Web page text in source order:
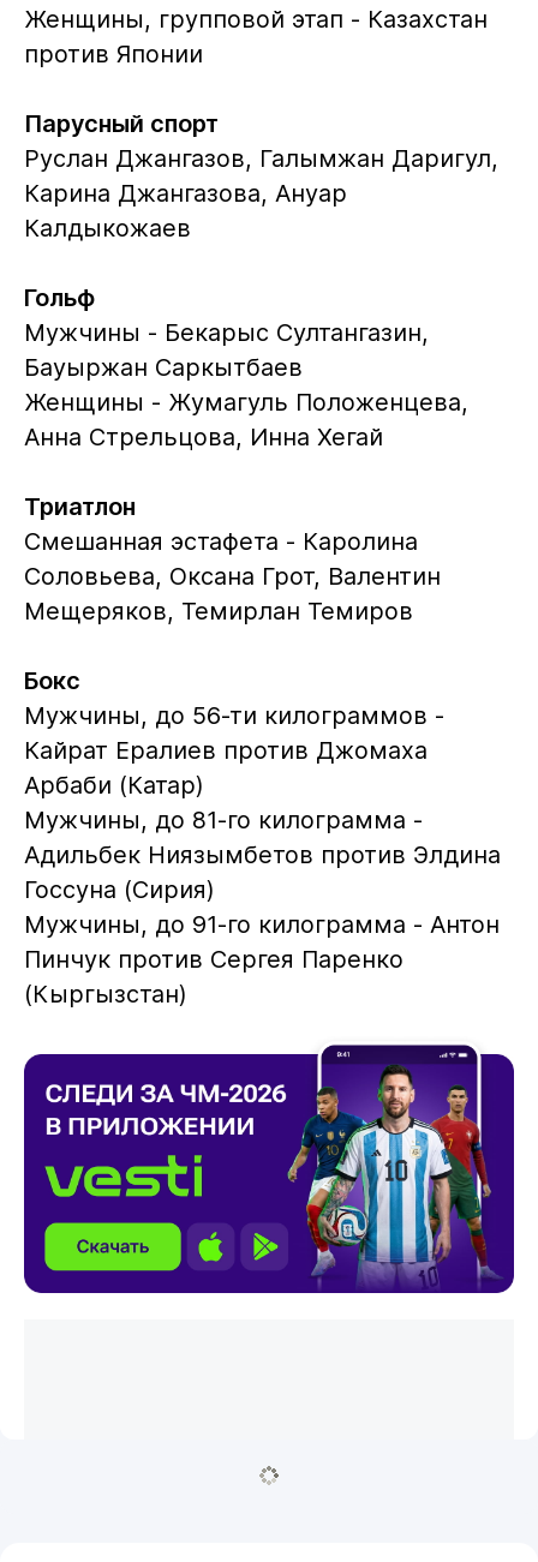
Женщины, групповой этап - Казахстан
против Японии
Парусный спорт
Руслан Джангазов, Галымжан Даригул,
Карина Джангазова, Ануар
Калдыкожаев
Гольф
Мужчины - Бекарыс Султангазин,
Бауыржан Саркытбаев
Женщины - Жумагуль Положенцева,
Анна Стрельцова, Инна Хегай
Триатлон
Смешанная эстафета - Каролина
Соловьева, Оксана Грот, Валентин
Мещеряков, Темирлан Темиров
Бокс
Мужчины, до 56-ти килограммов -
Кайрат Ералиев против Джомаха
Арбаби (Катар)
Мужчины, до 81-го килограмма -
Адильбек Ниязымбетов против Элдина
Госсуна (Сирия)
Мужчины, до 91-го килограмма - Антон
Пинчук против Сергея Паренко
(Кыргызстан)